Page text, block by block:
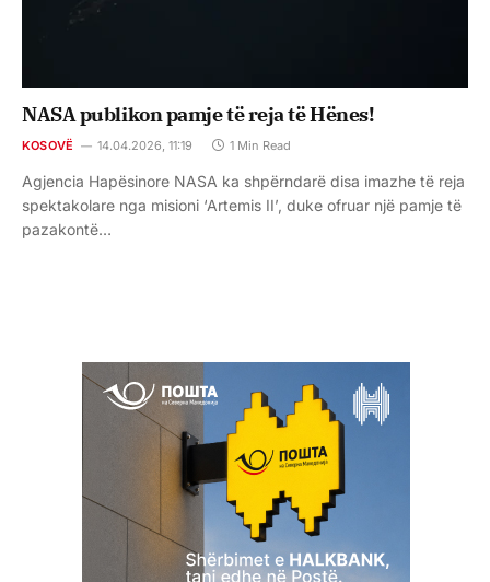
NASA publikon pamje të reja të Hënes!
KOSOVË 14.04.2026, 11:19 1 Min Read
Agjencia Hapësinore NASA ka shpërndarë disa imazhe të reja
spektakolare nga misioni ‘Artemis II’, duke ofruar një pamje të
pazakontë…